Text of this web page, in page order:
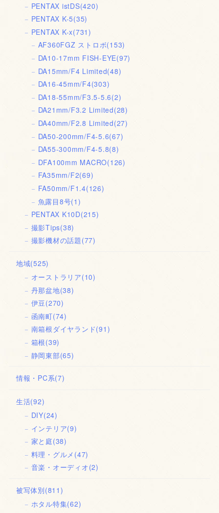
PENTAX istDS(420)
PENTAX K-5(35)
PENTAX K-x(731)
AF360FGZ ストロボ(153)
DA10-17mm FISH-EYE(97)
DA15mm/F4 Limited(48)
DA16-45mm/F4(303)
DA18-55mm/F3.5-5.6(2)
DA21mm/F3.2 Limited(28)
DA40mm/F2.8 Limited(27)
DA50-200mm/F4-5.6(67)
DA55-300mm/F4-5.8(8)
DFA100mm MACRO(126)
FA35mm/F2(69)
FA50mm/F1.4(126)
魚露目8号(1)
PENTAX K10D(215)
撮影Tips(38)
撮影機材の話題(77)
地域(525)
オーストラリア(10)
丹那盆地(38)
伊豆(270)
函南町(74)
南箱根ダイヤランド(91)
箱根(39)
静岡東部(65)
情報・PC系(7)
生活(92)
DIY(24)
インテリア(9)
家と庭(38)
料理・グルメ (47)
音楽・オーディオ(2)
被写体別(811)
ホタル特集(62)